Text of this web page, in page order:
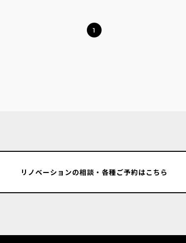
1
リノベーションの相談・各種ご予約はこちら